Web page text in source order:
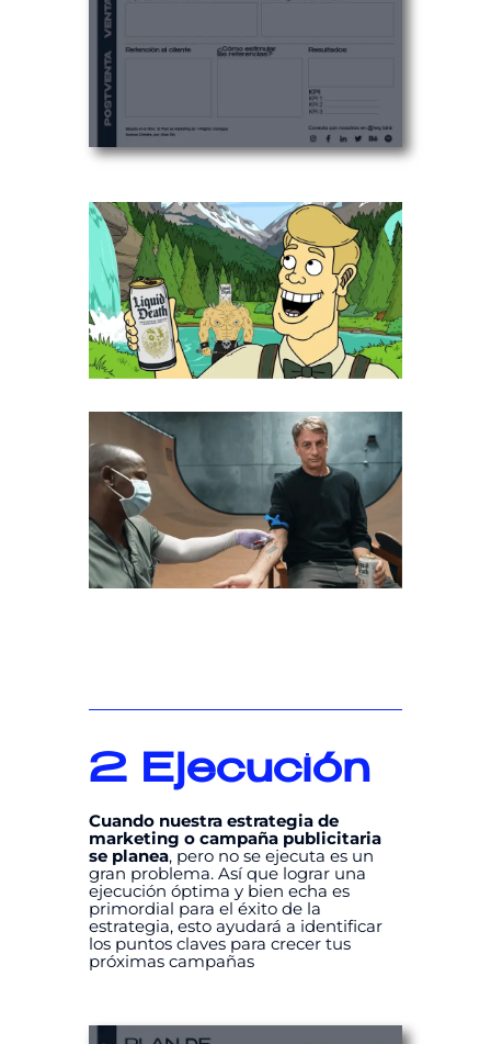
2 Ejecución
Cuando nuestra estrategia de
marketing o campaña publicitaria
se planea, pero no se ejecuta es un
gran problema. Así que lograr una
ejecución óptima y bien echa es
primordial para el éxito de la
estrategia, esto ayudará a identificar
los puntos claves para crecer tus
próximas campañas